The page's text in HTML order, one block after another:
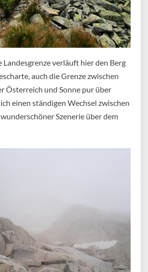
verläuft hier den Berg
auch die Grenze zwischen
Österreich und Sonne pur über
einen ständigen Wechsel zwischen
Szenerie über dem